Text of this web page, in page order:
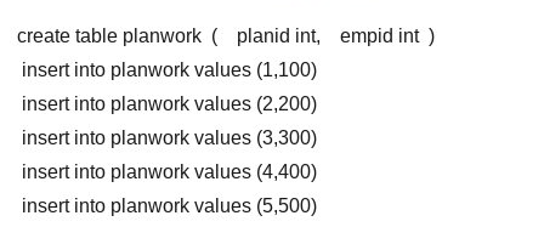
create table planwork ( planid int, empid int )
insert into planwork values (1,100)
insert into planwork values (2,200)
insert into planwork values (3,300)
insert into planwork values (4,400)
insert into planwork values (5,500)